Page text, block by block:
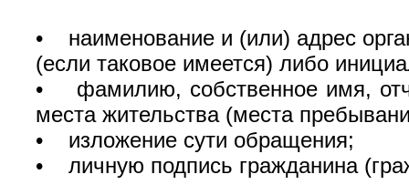
• наименование и (или) адрес
(если таковое имеется) либо
• фамилию, собственное имя,
места жительства (места
• изложение сути обращения;
• личную подпись гражданина